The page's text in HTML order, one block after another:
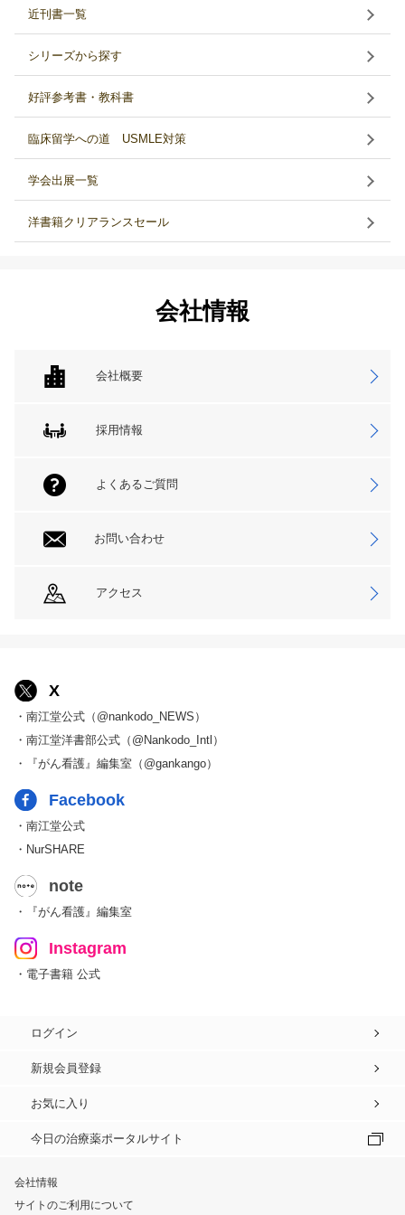
近刊書一覧
シリーズから探す
好評参考書・教科書
臨床留学への道 USMLE対策
学会出展一覧
洋書籍クリアランスセール
会社情報
会社概要
採用情報
よくあるご質問
お問い合わせ
アクセス
X
・南江堂公式（@nankodo_NEWS）
・南江堂洋書部公式（@Nankodo_Intl）
・『がん看護』編集室（@gankango）
Facebook
・南江堂公式
・NurSHARE
note
・『がん看護』編集室
Instagram
・電子書籍 公式
ログイン
新規会員登録
お気に入り
今日の治療薬ポータルサイト
会社情報
サイトのご利用について